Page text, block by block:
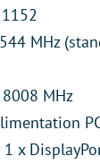
MHz
MHz
x